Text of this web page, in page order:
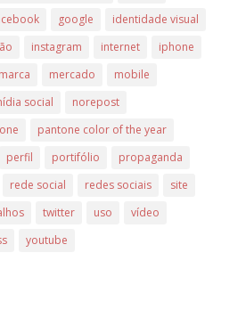
google
identidade visual
instagram internet
iphone
marca mercado
mobile
social
norepost
pantone color of the year
perfil portifólio
propaganda
rede social redes sociais
site
twitter uso
vídeo
youtube